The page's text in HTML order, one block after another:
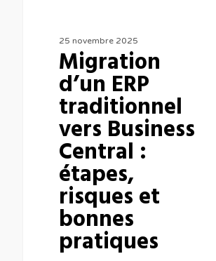
étapes,
bonnes
pratiques
25 novembre 2025
Migration
d’un ERP
traditionnel
vers Business
Central :
étapes,
risques et
bonnes
pratiques